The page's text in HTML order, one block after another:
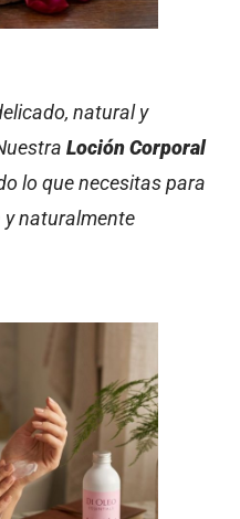
natural y
Loción Corporal
lo que necesitas para
naturalmente